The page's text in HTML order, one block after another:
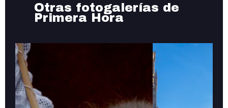
Otras fotogalerías de
Primera Hora